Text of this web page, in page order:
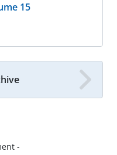
15
-